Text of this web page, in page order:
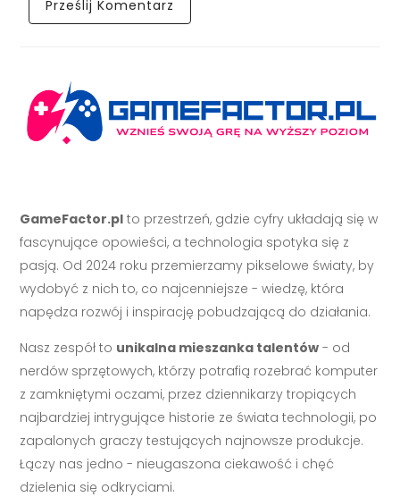
GameFactor.pl to przestrzeń, gdzie cyfry układają się w
fascynujące opowieści, a technologia spotyka się z
pasją. Od 2024 roku przemierzamy pikselowe światy, by
wydobyć z nich to, co najcenniejsze - wiedzę, która
napędza rozwój i inspirację pobudzającą do działania.
Nasz zespół to unikalna mieszanka talentów - od
nerdów sprzętowych, którzy potrafią rozebrać komputer
z zamkniętymi oczami, przez dziennikarzy tropiących
najbardziej intrygujące historie ze świata technologii, po
zapalonych graczy testujących najnowsze produkcje.
Łączy nas jedno - nieugaszona ciekawość i chęć
dzielenia się odkryciami.